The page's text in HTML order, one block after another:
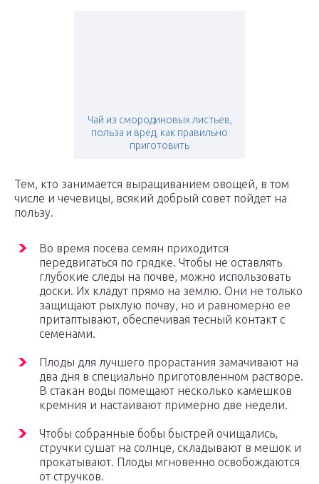
Чай из смородиновых листьев,
польза и вред, как правильно
приготовить
Тем, кто занимается выращиванием овощей, в том
числе и чечевицы, всякий добрый совет пойдет на
пользу.
Во время посева семян приходится
передвигаться по грядке. Чтобы не оставлять
глубокие следы на почве, можно использовать
доски. Их кладут прямо на землю. Они не только
защищают рыхлую почву, но и равномерно ее
притаптывают, обеспечивая тесный контакт с
семенами.
Плоды для лучшего прорастания замачивают на
два дня в специально приготовленном растворе.
В стакан воды помещают несколько камешков
кремния и настаивают примерно две недели.
Чтобы собранные бобы быстрей очищались,
стручки сушат на солнце, складывают в мешок и
прокатывают. Плоды мгновенно освобождаются
от стручков.